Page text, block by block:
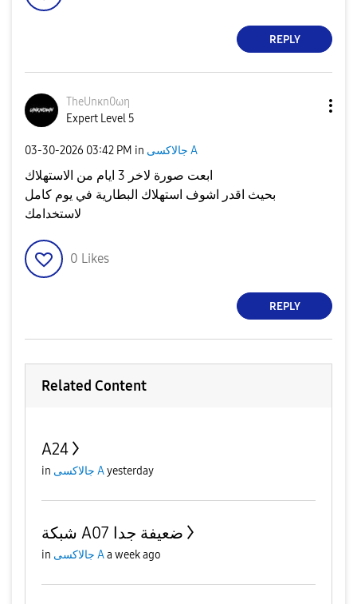
REPLY
TheUnκn0ωη
Expert Level 5
‎03-30-2026 03:42 PM in جالاكسى A
ابعت صورة لاخر 3 ايام من الاستهلاك
بحيث اقدر اشوف استهلاك البطارية في يوم كامل
لاستخدامك
0 Likes
REPLY
Related Content
A24
in جالاكسى Ayesterday
شبكة A07 ضعيفة جدا
in جالاكسى Aa week ago